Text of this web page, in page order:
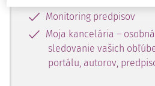
Monitoring predpisov
Moja kancelária –
sledovanie vašich
portálu, autorov,